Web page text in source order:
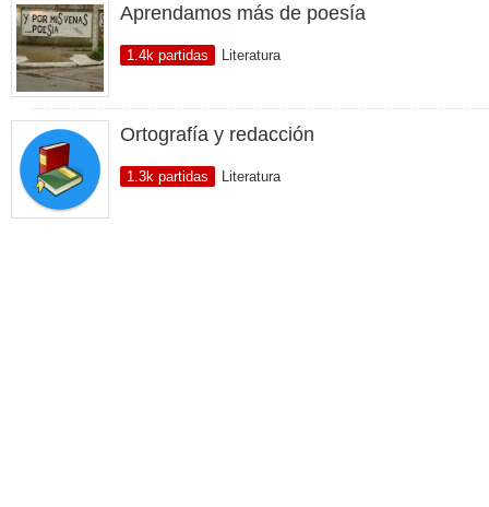
Aprendamos más de poesía
1.4k partidas Literatura
Ortografía y redacción
1.3k partidas Literatura